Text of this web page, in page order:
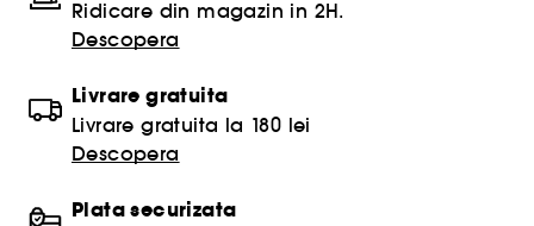
Ridicare din magazin in 2H.
Descopera
Livrare gratuita
Livrare gratuita la 180 lei
Descopera
Plata securizata